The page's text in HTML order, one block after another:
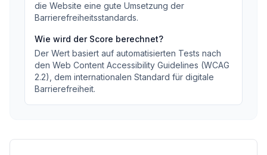
die Website eine gute Umsetzung der
Barrierefreiheitsstandards.
Wie wird der Score berechnet?
Der Wert basiert auf automatisierten Tests nach
den Web Content Accessibility Guidelines (WCAG
2.2), dem internationalen Standard für digitale
Barrierefreiheit.